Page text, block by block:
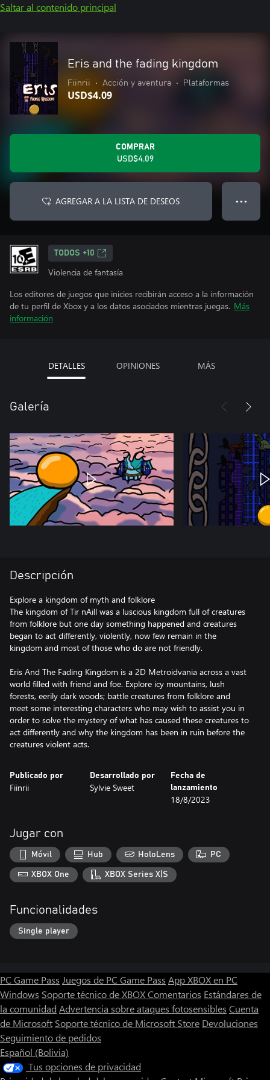
Saltar al contenido principal
Eris and the fading kingdom
Fiinrii • Acción y aventura • Plataformas
USD$4.09
COMPRAR
USD$4.09
AGREGAR A LA LISTA DE DESEOS ● ● ●
TODOS +10
Violencia de fantasía
Los editores de juegos que inicies recibirán acceso a la información
de tu perfil de Xbox y a los datos asociados mientras juegas. Más
información
DETALLES OPINIONES MÁS
Galería
Descripción
Explore a kingdom of myth and folklore
The kingdom of Tir nAill was a luscious kingdom full of creatures
from folklore but one day something happened and creatures
began to act differently, violently, now few remain in the
kingdom and most of those who do are not friendly.
Eris And The Fading Kingdom is a 2D Metroidvania across a vast
world filled with friend and foe. Explore icy mountains, lush
forests, eerily dark woods; battle creatures from folklore and
meet some interesting characters who may wish to assist you in
order to solve the mystery of what has caused these creatures to
act differently and why the kingdom has been in ruin before the
creatures violent acts.
Publicado por
Fiinrii
Desarrollado por
Sylvie Sweet
Fecha de
lanzamiento
18/8/2023
Jugar con
Móvil Hub HoloLens PC
XBOX One XBOX Series X|S
Funcionalidades
Single player
PC Game Pass Juegos de PC Game Pass App XBOX en PC
Windows Soporte técnico de XBOXComentarios Estándares de
la comunidad Advertencia sobre ataques fotosensibles Cuenta
de Microsoft Soporte técnico de Microsoft Store Devoluciones
Seguimiento de pedidos
Español (Bolivia)
Tus opciones de privacidad